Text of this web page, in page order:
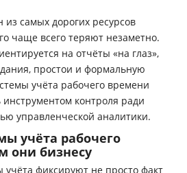
самых дорогих ресурсов
чаще всего теряют незаметно.
на отчёты «на глаз»,
простои и формальную
учёта рабочего времени
контроля ради
управленческой аналитики.
учёта рабочего
они бизнесу
фиксируют не просто факт